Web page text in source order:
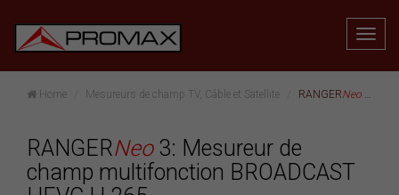
Home Mesureurs de champ TV, Câble et Satellite RANGERNeo
RANGERNeo3: Mesureur de
champ multifonction BROADCAST